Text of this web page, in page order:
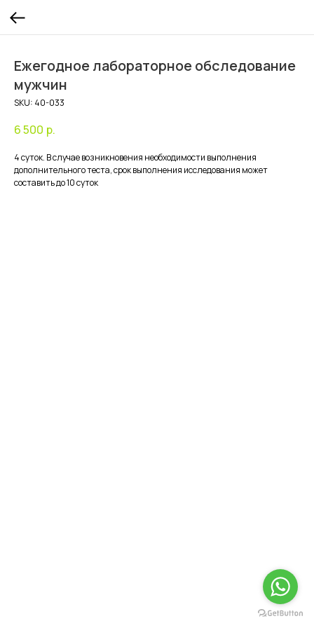
Ежегодное лабораторное обследование
мужчин
SKU: 40-033
6 500 р.
4 суток. В случае возникновения необходимости выполнения
дополнительного теста, срок выполнения исследования может
составить до 10 суток